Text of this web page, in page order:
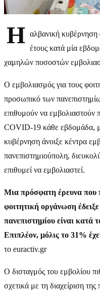
Η αλβανική κυβέρνηση
έτους κατά μία
χαμηλών ποσοστών
Ο εμβολιασμός για τους
προσωπικό των
επιθυμούν να εμβολιαστούν
COVID-19 κάθε εβδομάδα,
κυβέρνηση άνοιξε κέντρα
πανεπιστημιούπολη,
επιθυμεί να εμβολιαστεί.
Μια πρόσφατη έρευνα που
φοιτητική οργάνωση
πανεπιστημίου είναι κατά
Επιπλέον, μόλις το 31%
το euractiv.gr
Ο δισταγμός του εμβολίου
σχετικά με τη διαχείριση